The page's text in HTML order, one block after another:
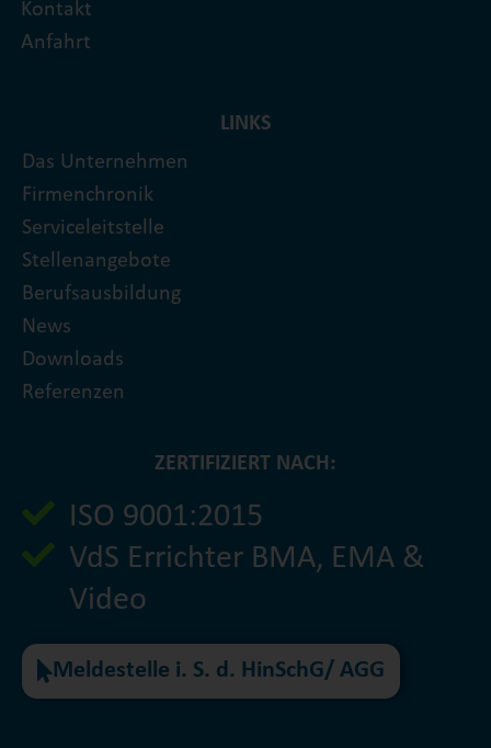
Kontakt
Anfahrt
LINKS
Das Unternehmen
Firmenchronik
Serviceleitstelle
Stellenangebote
Berufsausbildung
News
Downloads
Referenzen
ZERTIFIZIERT NACH:
ISO 9001:2015
VdS Errichter BMA, EMA &
Video
Meldestelle i. S. d. HinSchG/ AGG